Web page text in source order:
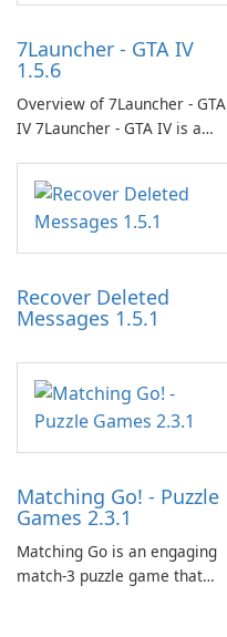
7Launcher - GTA IV
1.5.6
Overview of 7Launcher - GTA
IV 7Launcher - GTA IV is a
application designed to
optimize the gaming
experience for Grand Theft
Auto IV.
Recover Deleted
Messages 1.5.1
Matching Go! - Puzzle
Games 2.3.1
Matching Go is an engaging
match-3 puzzle game that